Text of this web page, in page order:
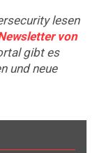
lesen
von
gibt es
und neue